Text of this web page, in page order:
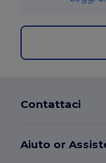
Contattaci
Aiuto or